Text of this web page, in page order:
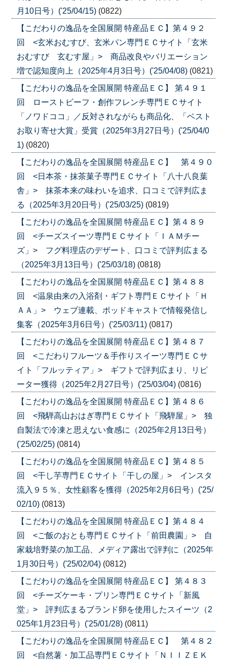
月10日号）('25/04/15) (0822)
【こだわりの逸品を全国展開 特産品ＥＣ】第４９２
回 <玄米おむすび、玄米パン専門ＥＣサイト「玄米
おむすび 玄むす屋」> 商品改良やバリエーション
増で認知度向上（2025年4月3日号）('25/04/08) (0821)
【こだわりの逸品を全国展開 特産品ＥＣ】 第４９１
回 ローストビーフ・創作フレンチ専門ＥＣサイト
「ノワドココ」／反対されながらも商品化、「ベスト
お取り寄せ大賞」受賞（2025年3月27日号）('25/04/0
1) (0820)
【こだわりの逸品を全国展開 特産品ＥＣ】 第４９０
回 <日本茶・抹茶菓子専門ＥＣサイト「八十八良葉
舎」> 抹茶本来の味わいを追求、口コミで評判広ま
る（2025年3月20日号）('25/03/25) (0819)
【こだわりの逸品を全国展開 特産品ＥＣ】第４８９
回 <チーズスイーツ専門ＥＣサイト「ＩＡＭチー
ズ」> フグ料理店のデザート、口コミで評判広まる
（2025年3月13日号）('25/03/18) (0818)
【こだわりの逸品を全国展開 特産品ＥＣ】第４８８
回 <温泉由来の入浴剤・ギフト専門ＥＣサイト「Ｈ
ＡＡ」> ウェブ連載、ポッドキャストで情報発信し
集客（2025年3月6日号）('25/03/11) (0817)
【こだわりの逸品を全国展開 特産品ＥＣ】第４８７
回 <こだわりフルーツ＆手作りスイーツ専門ＥＣサ
イト「フルッティア」> ギフトで評判広まり、リピ
ーター獲得（2025年2月27日号）('25/03/04) (0816)
【こだわりの逸品を全国展開 特産品ＥＣ】第４８６
回 <飛騨高山おはぎ専門ＥＣサイト「飛騨屋」> 独
自製法で冷凍と思えない食感に（2025年2月13日号）
('25/02/25) (0814)
【こだわりの逸品を全国展開 特産品ＥＣ】第４８５
回 <干し芋専門ＥＣサイト「干しの屋」> インスタ
流入９５％、女性顧客を獲得（2025年2月6日号）('25/
02/10) (0813)
【こだわりの逸品を全国展開 特産品ＥＣ】第４８４
回 <ご飯のおとも専門ＥＣサイト「前田農園」> 自
家栽培野菜の加工品、メディア露出で評判に（2025年
1月30日号）('25/02/04) (0812)
【こだわりの逸品を全国展開 特産品ＥＣ】 第４８３
回 <チーズケーキ・プリン専門ＥＣサイト「新風
堂」> 評判広まるブランド卵を使用したスイーツ（2
025年1月23日号）('25/01/28) (0811)
【こだわりの逸品を全国展開 特産品ＥＣ】 第４８２
回 <自然薯・加工品専門ＥＣサイト「ＮＩＩＺＥＫ